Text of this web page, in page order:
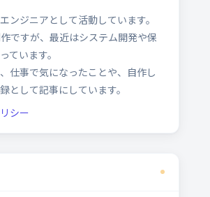
ンジニアとして活動しています。
ですが、最近はシステム開発や保
ています。
仕事で気になったことや、自作し
として記事にしています。
シー